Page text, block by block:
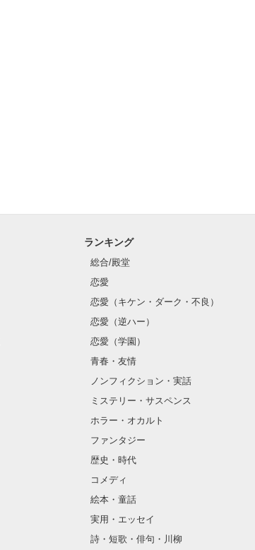
ランキング
総合/殿堂
恋愛
恋愛（キケン・ダーク・不良）
恋愛（逆ハー）
恋愛（学園）
青春・友情
ノンフィクション・実話
ミステリー・サスペンス
ホラー・オカルト
ファンタジー
歴史・時代
コメディ
絵本・童話
実用・エッセイ
詩・短歌・俳句・川柳